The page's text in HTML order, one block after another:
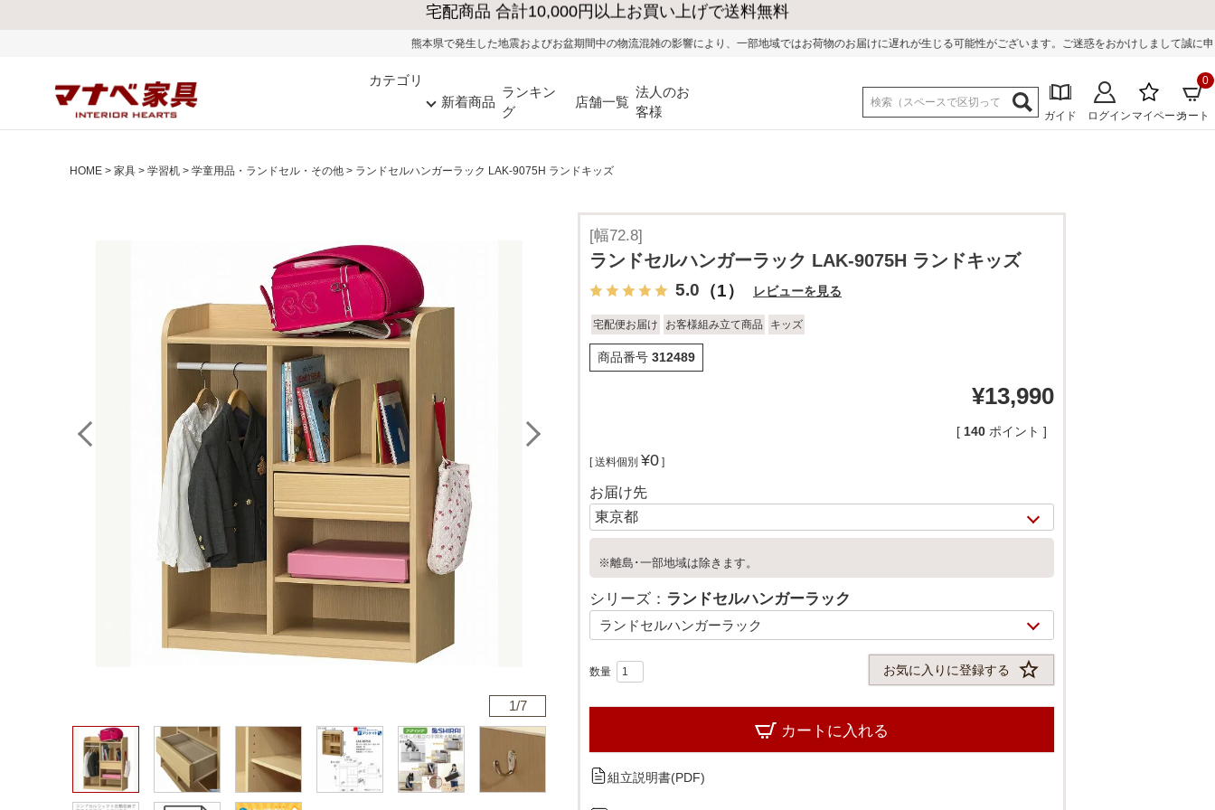
熊本県で発生した地震およびお盆期間中の物流混雑の影響により、一部地域ではお荷物のお届けに遅れが生じる可能性がございます。ご迷惑をおかけしまして誠に申し訳ございません。
カテゴリ
新着商品
ランキン
グ
店舗一覧
法人のお
客様
ガイド ログイン マイページカート
0
HOME 家具 学習机 学童用品・ランドセル・その他 ランドセルハンガーラック LAK-9075H ランドキッズ
1/7 2/7
[幅72.8]
ランドセルハンガーラック LAK-9075H ランドキッズ
5.0 （1） レビューを見る
宅配便お届け お客様組み立て商品 キッズ
商品番号 312489
¥13,990
[ 140 ポイント ]
送料個別 ¥0
お届け先
※離島･一部地域は除きます。
シリーズ： ランドセルハンガーラック
お気に入りに登録する
カートに入れる
組立説明書(PDF)